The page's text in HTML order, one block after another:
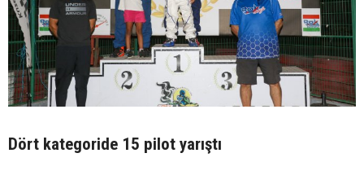
Dört kategoride 15 pilot yarıştı